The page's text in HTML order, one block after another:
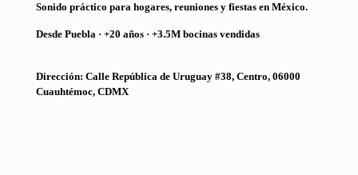
Sonido práctico para hogares, reuniones y fiestas en México.
Desde Puebla · +20 años · +3.5M bocinas vendidas
Dirección: Calle República de Uruguay #38, Centro, 06000
Cuauhtémoc, CDMX